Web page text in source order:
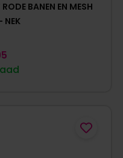
BANEN EN MESH
NEK